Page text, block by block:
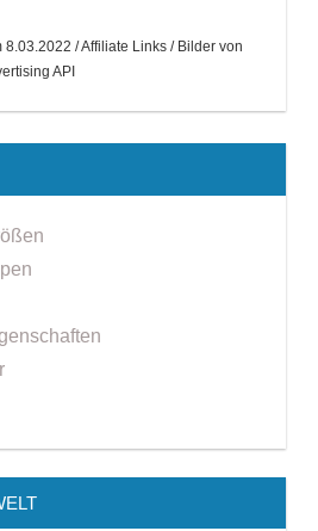
/ Affiliate Links / Bilder von
API